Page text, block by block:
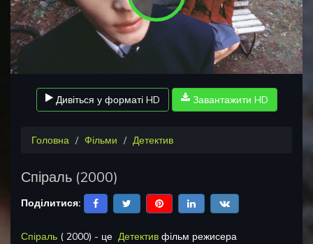
Play
Video
Дивіться у форматі HD Завантажити HD
Головна Фільми Детектив
Спіраль (2000)
Поділитися:
Спіраль ( 2000) - це Детектив фільм режисера